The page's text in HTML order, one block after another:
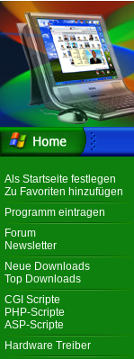
Als Startseite festlegen
Zu Favoriten hinzufügen
Programm eintragen
Forum
Newsletter
Neue Downloads
Top Downloads
CGI Scripte
PHP-Scripte
ASP-Scripte
Hardware Treiber